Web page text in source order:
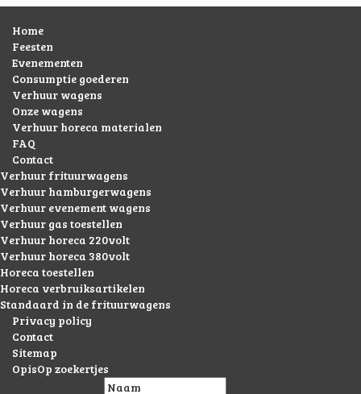
Home
Feesten
Evenementen
Consumptie goederen
Verhuur wagens
Onze wagens
Verhuur horeca materialen
FAQ
Contact
Verhuur frituurwagens
Verhuur hamburgerwagens
Verhuur evenement wagens
Verhuur gas toestellen
Verhuur horeca 220volt
Verhuur horeca 380volt
Horeca toestellen
Horeca verbruiksartikelen
Standaard in de frituurwagens
Privacy policy
Contact
Sitemap
OpisOp zoekertjes